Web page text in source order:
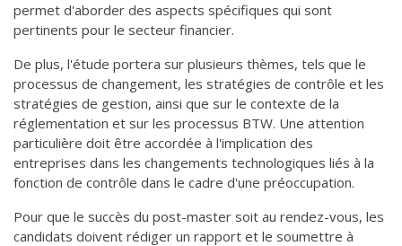
permet d'aborder des aspects spécifiques qui sont
pertinents pour le secteur financier.
De plus, l'étude portera sur plusieurs thèmes, tels que le
processus de changement, les stratégies de contrôle et les
stratégies de gestion, ainsi que sur le contexte de la
réglementation et sur les processus BTW. Une attention
particulière doit être accordée à l'implication des
entreprises dans les changements technologiques liés à la
fonction de contrôle dans le cadre d'une préoccupation.
Pour que le succès du post-master soit au rendez-vous, les
candidats doivent rédiger un rapport et le soumettre à